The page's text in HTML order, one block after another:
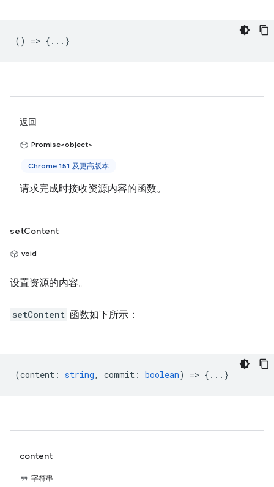
() => {...}
返回
Promise<object>
Chrome 151 及更高版本
请求完成时接收资源内容的函数。
setContent
void
设置资源的内容。
setContent 函数如下所示：
(content : string, commit : boolean) => {...}
content
字符串